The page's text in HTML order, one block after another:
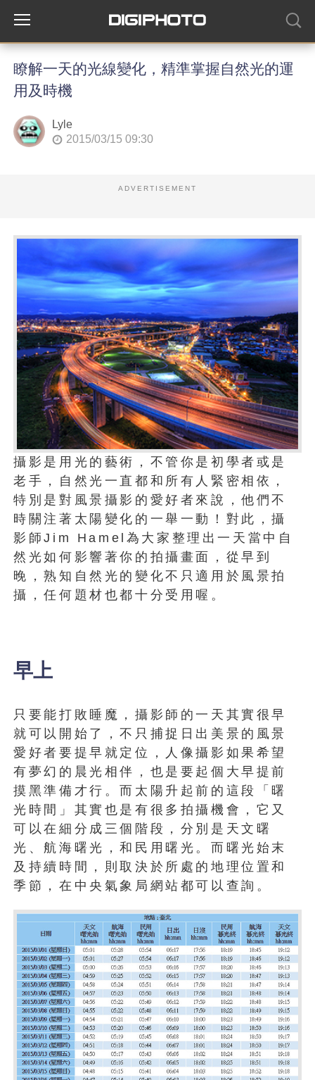
瞭解一天的光線變化，精準掌握自然光的運
用及時機
Lyle
2015/03/15 09:30
ADVERTISEMENT
攝影是用光的藝術，不管你是初學者或是
老手，自然光一直都和所有人緊密相依，
特別是對風景攝影的愛好者來說，他們不
時關注著太陽變化的一舉一動！對此，攝
影師Jim Hamel為大家整理出一天當中自
然光如何影響著你的拍攝畫面，從早到
晚，熟知自然光的變化不只適用於風景拍
攝，任何題材也都十分受用喔。
早上
只要能打敗睡魔，攝影師的一天其實很早
就可以開始了，不只捕捉日出美景的風景
愛好者要提早就定位，人像攝影如果希望
有夢幻的晨光相伴，也是要起個大早提前
摸黑準備才行。而太陽升起前的這段「曙
光時間」其實也是有很多拍攝機會，它又
可以在細分成三個階段，分別是天文曙
光、航海曙光，和民用曙光。而曙光始末
及持續時間，則取決於所處的地理位置和
季節，在中央氣象局網站都可以查詢。